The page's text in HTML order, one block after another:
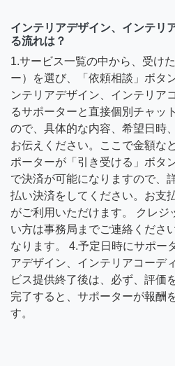
インテリアデザイン、インテリ
る流れは？
1.サービス一覧の中から、受け
ー）を選び、「依頼相談」ボタ
ンテリアデザイン、インテリア
るサポーターと直接個別チャッ
ので、具体的な内容、希望日時
お伝えください。ここで金額な
ポーターが「引き受ける」ボタ
で決済が可能になりますので、
払い決済をしてください。お支
がご利用いただけます。 クレジ
い方は事務局までご連絡くださ
なります。 4.予定日時にサポー
アデザイン、インテリアコーデ
ビス提供終了後は、必ず、評価
完了すると、サポーターが報酬
す。